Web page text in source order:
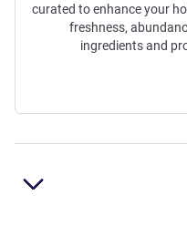
curated to enhance your
freshness,
ingredients and